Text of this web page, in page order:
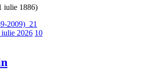
iulie 1886)
iulie 2026 10